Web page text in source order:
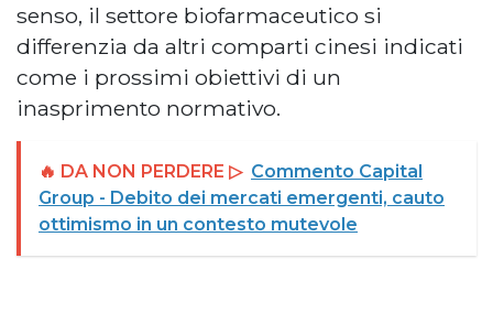
senso, il settore biofarmaceutico si
differenzia da altri comparti cinesi indicati
come i prossimi obiettivi di un
inasprimento normativo.
🔥 DA NON PERDERE ▷ Commento Capital
Group - Debito dei mercati emergenti, cauto
ottimismo in un contesto mutevole